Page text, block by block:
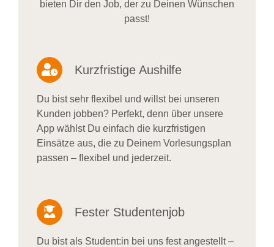
bieten Dir den Job, der zu Deinen Wünschen
passt!
Kurzfristige Aushilfe
Du bist sehr flexibel und willst bei unseren
Kunden jobben? Perfekt, denn über unsere
App wählst Du einfach die kurzfristigen
Einsätze aus, die zu Deinem Vorlesungsplan
passen – flexibel und jederzeit.
Fester Studentenjob
Du bist als Student:in bei uns fest angestellt –